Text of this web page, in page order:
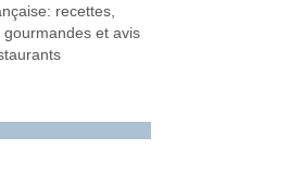
recettes,
et avis